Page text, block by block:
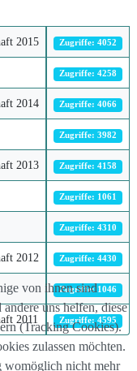
2015 Zugriffe: 4052
Zugriffe: 4258
2014 Zugriffe: 4066
Zugriffe: 3982
2013 Zugriffe: 4158
Zugriffe: 1061
Zugriffe: 4310
2012 Zugriffe: 4430
Zugriffe: 1046
2011 Zugriffe: 4595
von ihnen sind
uns helfen, diese
(Tracking Cookies).
zulassen möchten.
womöglich nicht mehr